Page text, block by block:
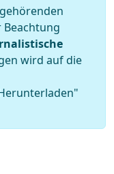
wird auf die